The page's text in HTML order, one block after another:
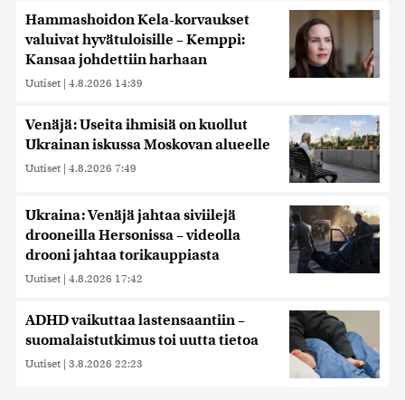
Hammashoidon Kela-korvaukset
valuivat hyvätuloisille – Kemppi:
Kansaa johdettiin harhaan
Uutiset | 4.8.2026 14:39
Venäjä: Useita ihmisiä on kuollut
Ukrainan iskussa Moskovan alueelle
Uutiset | 4.8.2026 7:49
Ukraina: Venäjä jahtaa siviilejä
drooneilla Hersonissa – videolla
drooni jahtaa torikauppiasta
Uutiset | 4.8.2026 17:42
ADHD vaikuttaa lastensaantiin –
suomalaistutkimus toi uutta tietoa
Uutiset | 3.8.2026 22:23